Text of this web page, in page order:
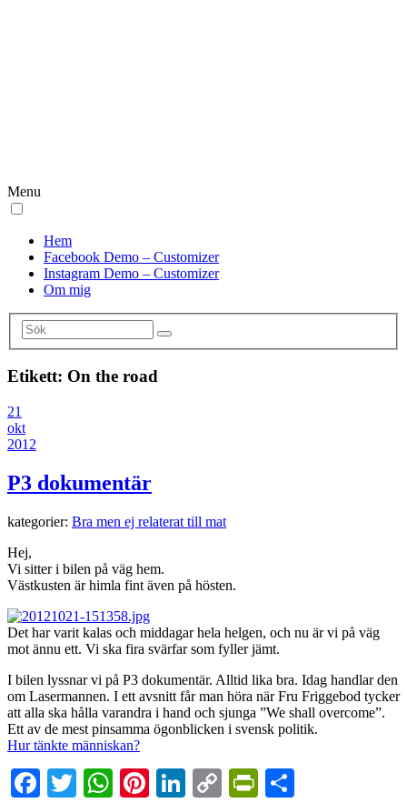
Menu
Hem
Facebook Demo – Customizer
Instagram Demo – Customizer
Om mig
Etikett: On the road
21
okt
2012
P3 dokumentär
kategorier: Bra men ej relaterat till mat
Hej,
Vi sitter i bilen på väg hem.
Västkusten är himla fint även på hösten.
Det har varit kalas och middagar hela helgen, och nu är vi på väg
mot ännu ett. Vi ska fira svärfar som fyller jämt.
I bilen lyssnar vi på P3 dokumentär. Alltid lika bra. Idag handlar den
om Lasermannen. I ett avsnitt får man höra när Fru Friggebod tycker
att alla ska hålla varandra i hand och sjunga ”We shall overcome”.
Ett av de mest pinsamma ögonblicken i svensk politik.
Hur tänkte människan?
Facebook
TwitterWhatsApp
Pinterest
LinkedIn
Copy